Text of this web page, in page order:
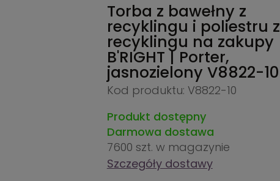
Torba z bawełny z
recyklingu i poliestru z
recyklingu na zakupy
B'RIGHT | Porter,
jasnozielony V8822-10
Kod produktu: V8822-10
Produkt dostępny
Darmowa dostawa
7600 szt. w magazynie
Szczegóły dostawy